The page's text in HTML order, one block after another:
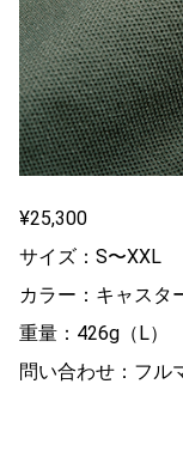
¥25,300
サイズ：S〜XXL
カラー：キャスタ
重量：426g（L）
問い合わせ：フル